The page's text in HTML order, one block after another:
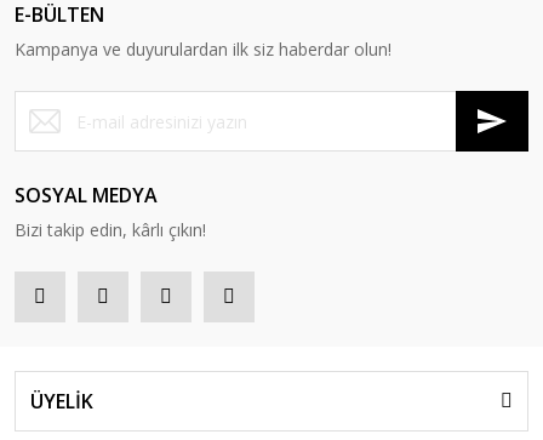
E-BÜLTEN
Kampanya ve duyurulardan ilk siz haberdar olun!
SOSYAL MEDYA
Bizi takip edin, kârlı çıkın!
ÜYELİK